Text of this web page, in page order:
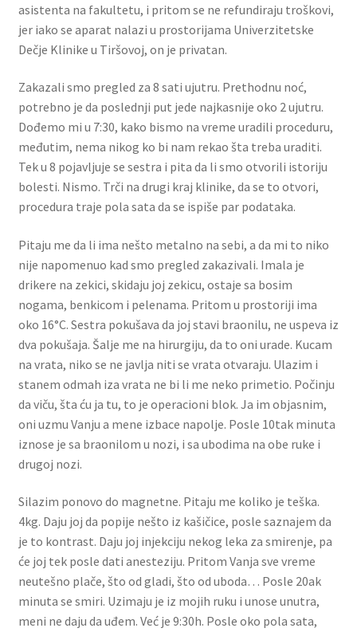
asistenta na fakultetu, i pritom se ne refundiraju troškovi,
jer iako se aparat nalazi u prostorijama Univerzitetske
Dečje Klinike u Tiršovoj, on je privatan.
Zakazali smo pregled za 8 sati ujutru. Prethodnu noć,
potrebno je da poslednji put jede najkasnije oko 2 ujutru.
Dođemo mi u 7:30, kako bismo na vreme uradili proceduru,
međutim, nema nikog ko bi nam rekao šta treba uraditi.
Tek u 8 pojavljuje se sestra i pita da li smo otvorili istoriju
bolesti. Nismo. Trči na drugi kraj klinike, da se to otvori,
procedura traje pola sata da se ispiše par podataka.
Pitaju me da li ima nešto metalno na sebi, a da mi to niko
nije napomenuo kad smo pregled zakazivali. Imala je
drikere na zekici, skidaju joj zekicu, ostaje sa bosim
nogama, benkicom i pelenama. Pritom u prostoriji ima
oko 16°C. Sestra pokušava da joj stavi braonilu, ne uspeva iz
dva pokušaja. Šalje me na hirurgiju, da to oni urade. Kucam
na vrata, niko se ne javlja niti se vrata otvaraju. Ulazim i
stanem odmah iza vrata ne bi li me neko primetio. Počinju
da viču, šta ću ja tu, to je operacioni blok. Ja im objasnim,
oni uzmu Vanju a mene izbace napolje. Posle 10tak minuta
iznose je sa braonilom u nozi, i sa ubodima na obe ruke i
drugoj nozi.
Silazim ponovo do magnetne. Pitaju me koliko je teška.
4kg. Daju joj da popije nešto iz kašičice, posle saznajem da
je to kontrast. Daju joj injekciju nekog leka za smirenje, pa
će joj tek posle dati anesteziju. Pritom Vanja sve vreme
neutešno plače, što od gladi, što od uboda… Posle 20ak
minuta se smiri. Uzimaju je iz mojih ruku i unose unutra,
meni ne daju da uđem. Već je 9:30h. Posle oko pola sata,